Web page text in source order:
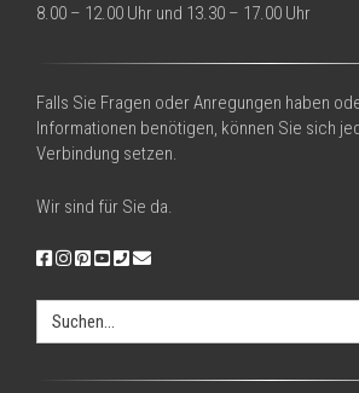
8.00 – 12.00 Uhr und 13.30 – 17.00 Uhr
Falls Sie Fragen oder Anregungen haben
Informationen benötigen, können Sie sich
Verbindung setzen.
Wir sind für Sie da.
Search
for: